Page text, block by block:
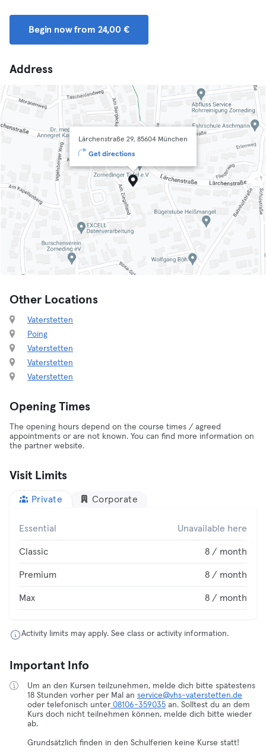
Begin now from 24,00 €
Address
Lärchenstraße 29, 85604 München
Get directions
Other Locations
Vaterstetten
Poing
Vaterstetten
Vaterstetten
Vaterstetten
Opening Times
The opening hours depend on the course times / agreed
appointments or are not known. You can find more information on
the partner website.
Visit Limits
Private Corporate
Essential Unavailable here
Classic 8 / month
Premium 8 / month
Max 8 / month
Activity limits may apply. See class or activity information.
Important Info
Um an den Kursen teilzunehmen, melde dich bitte spätestens
18 Stunden vorher per Mal an service@vhs-vaterstetten.de
oder telefonisch unter08106-359035 an. Solltest du an dem
Kurs doch nicht teilnehmen können, melde dich bitte wieder
ab.
Grundsätzlich finden in den Schulferien keine Kurse statt!